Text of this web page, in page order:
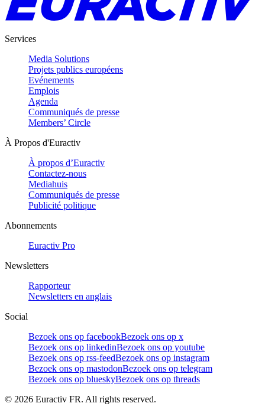
Services
Media Solutions
Projets publics européens
Evénements
Emplois
Agenda
Communiqués de presse
Members’ Circle
À Propos d'Euractiv
À propos d’Euractiv
Contactez-nous
Mediahuis
Communiqués de presse
Publicité politique
Abonnements
Euractiv Pro
Newsletters
Rapporteur
Newsletters en anglais
Social
Bezoek ons op facebookBezoek ons op x
Bezoek ons op linkedinBezoek ons op youtube
Bezoek ons op rss-feedBezoek ons op instagram
Bezoek ons op mastodonBezoek ons op telegram
Bezoek ons op blueskyBezoek ons op threads
© 2026 Euractiv FR. All rights reserved.